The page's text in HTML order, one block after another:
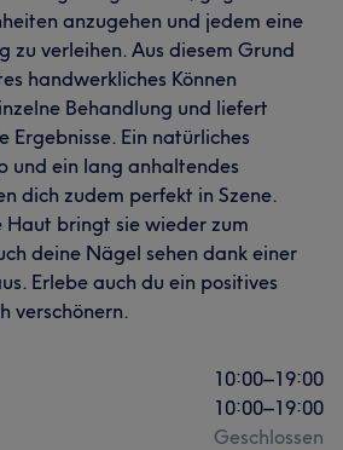
anzugehen und jedem eine
zu verleihen. Aus diesem Grund
handwerkliches Können
Behandlung und liefert
Ergebnisse. Ein natürliches
und ein lang anhaltendes
dich zudem perfekt in Szene.
Haut bringt sie wieder zum
deine Nägel sehen dank einer
Erlebe auch du ein positives
verschönern.
10:00–19:00
10:00–19:00
Geschlossen